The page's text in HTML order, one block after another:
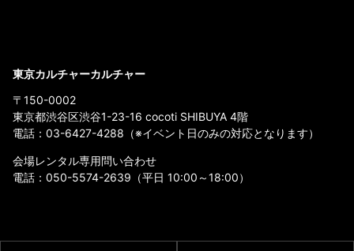
東京カルチャーカルチャー
〒150-0002
東京都渋谷区渋谷1-23-16 cocoti SHIBUYA 4階
電話： 03-6427-4288 （※イベント日のみの対応となります）
会場レンタル専用問い合わせ
電話： 050-5574-2639 （平日 10:00～18:00）